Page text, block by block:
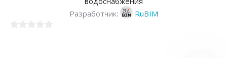
Разработчик:
RuBIM